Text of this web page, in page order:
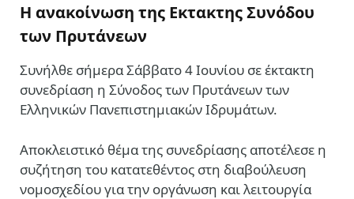
Η ανακοίνωση της Εκτακτης Συνόδου
των Πρυτάνεων
Συνήλθε σήμερα Σάββατο 4 Ιουνίου σε έκτακτη
συνεδρίαση η Σύνοδος των Πρυτάνεων των
Ελληνικών Πανεπιστημιακών Ιδρυμάτων.
Αποκλειστικό θέμα της συνεδρίασης αποτέλεσε η
συζήτηση του κατατεθέντος στη διαβούλευση
νομοσχεδίου για την οργάνωση και λειτουργία